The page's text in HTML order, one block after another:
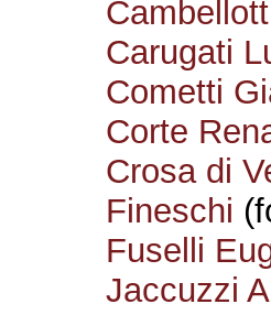
Carugati
Cometti
Corte
Crosa di
Fineschi
Fuselli
Jaccuzzi